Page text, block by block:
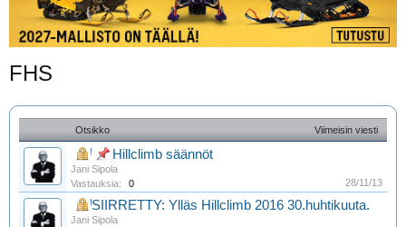
FHS
Otsikko Viimeisin viesti
Hillclimb säännöt
Jani Sipola
Vastauksia:
0 28/11/13
SIIRRETTY: Ylläs Hillclimb 2016 30.huhtikuuta.
Jani Sipola